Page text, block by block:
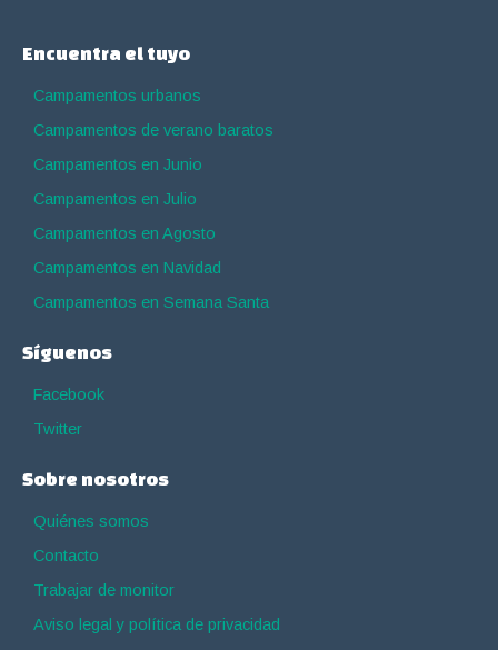
Encuentra el tuyo
Campamentos urbanos
Campamentos de verano baratos
Campamentos en Junio
Campamentos en Julio
Campamentos en Agosto
Campamentos en Navidad
Campamentos en Semana Santa
Síguenos
Facebook
Twitter
Sobre nosotros
Quiénes somos
Contacto
Trabajar de monitor
Aviso legal y política de privacidad